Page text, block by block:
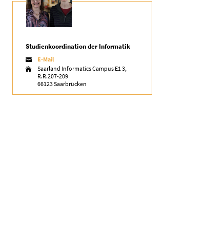
Studienkoordination der Informatik
 E-Mail

Saarland Informatics Campus E1 3,
R.R.207-209
66123 Saarbrücken